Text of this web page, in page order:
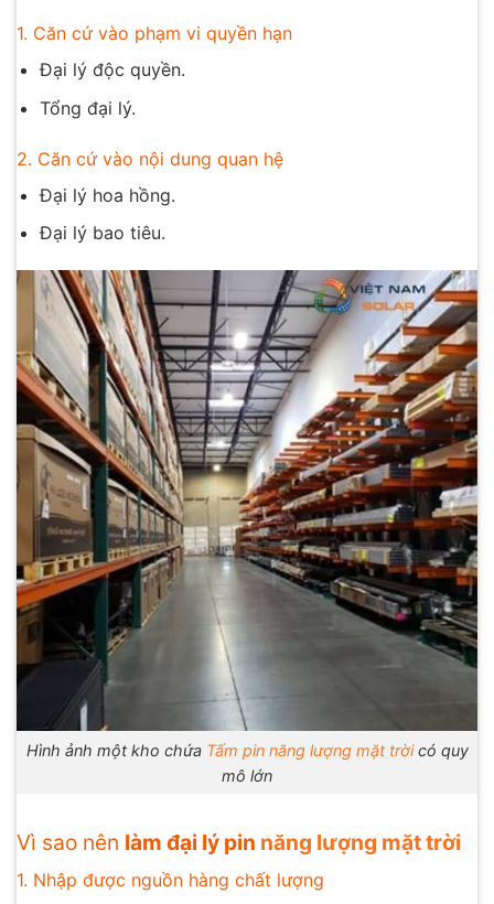
1. Căn cứ vào phạm vi quyền hạn
Đại lý độc quyền.
Tổng đại lý.
2. Căn cứ vào nội dung quan hệ
Đại lý hoa hồng.
Đại lý bao tiêu.
Hình ảnh một kho chứa Tấm pin năng lượng mặt trờicó quy
mô lớn
Vì sao nên làm đại lý pin năng lượng mặt trời
1. Nhập được nguồn hàng chất lượng